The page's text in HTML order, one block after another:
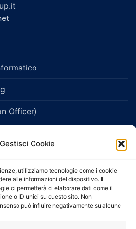
Gestisci Cookie
utilizziamo tecnologie come i cookie
alle informazioni del dispositivo. Il
ci permetterà di elaborare dati come il
o ID unici su questo sito. Non
può influire negativamente su alcune
Officer)
e Healthcare
Luoghi di Lavoro
e formazione 231